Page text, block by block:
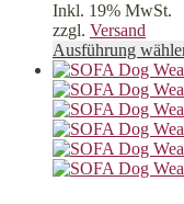
Inkl. 19% MwSt.
zzgl. Versand
Ausführung